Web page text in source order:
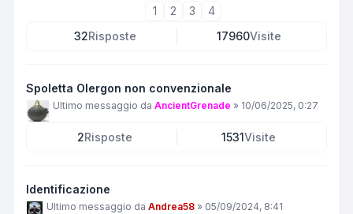
1 2 3
4
32Risposte 17960Visite
Spoletta Olergon non convenzionale
Ultimo messaggio da AncientGrenade » 10/06/2025, 0:27
2Risposte 1531Visite
Identificazione
Ultimo messaggio da Andrea58 » 05/09/2024, 8:41